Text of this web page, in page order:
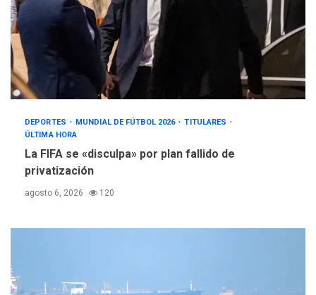
DEPORTES MUNDIAL DE FÚTBOL 2026
TITULARES
ÚLTIMA HORA
La FIFA se «disculpa» por plan fallido de
privatización
agosto 6, 2026 120